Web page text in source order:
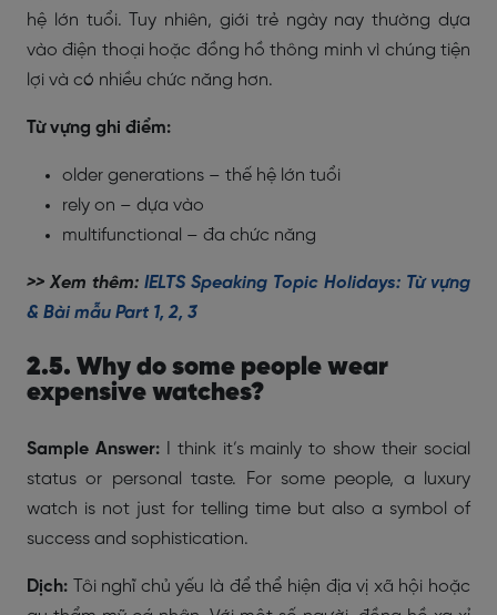
hệ lớn tuổi. Tuy nhiên, giới trẻ ngày nay thường dựa
vào điện thoại hoặc đồng hồ thông minh vì chúng tiện
lợi và có nhiều chức năng hơn.
Từ vựng ghi điểm:
older generations – thế hệ lớn tuổi
rely on – dựa vào
multifunctional – đa chức năng
>> Xem thêm: IELTS Speaking Topic Holidays: Từ vựng
& Bài mẫu Part 1, 2, 3
2.5. Why do some people wear
expensive watches?
Sample Answer:I think it’s mainly to show their social
status or personal taste. For some people, a luxury
watch is not just for telling time but also a symbol of
success and sophistication.
Dịch: Tôi nghĩ chủ yếu là để thể hiện địa vị xã hội hoặc